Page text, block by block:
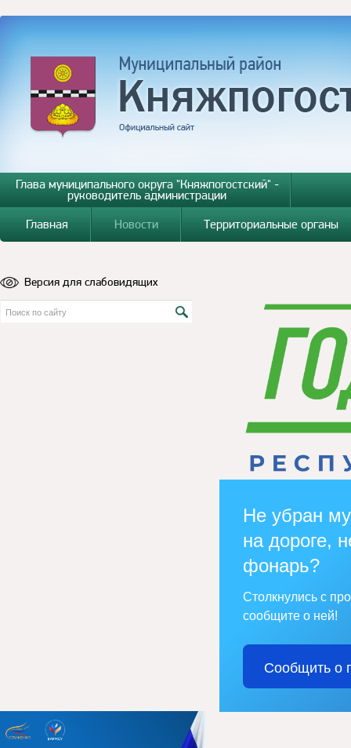
Глава муниципального округа "Княжпогостский" -
руководитель администрации
Главная
Новости Территориальные органы
Версия для слабовидящих
Не убран
на дороге,
фонарь?
Столкнулись с
сообщите о ней!
Сообщить о